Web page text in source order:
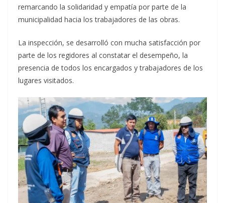
remarcando la solidaridad y empatía por parte de la
municipalidad hacia los trabajadores de las obras.
La inspección, se desarrolló con mucha satisfacción por
parte de los regidores al constatar el desempeño, la
presencia de todos los encargados y trabajadores de los
lugares visitados.